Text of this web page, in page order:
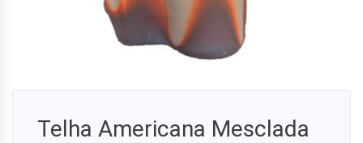
Telha Americana Mesclada